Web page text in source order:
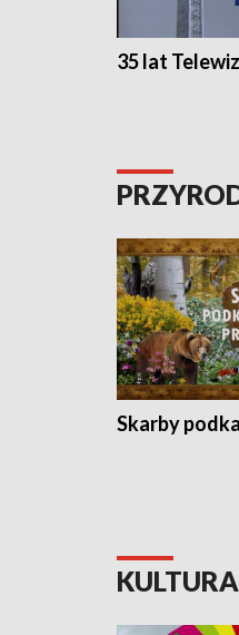
35 lat
Skarby